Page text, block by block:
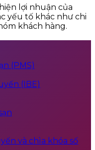
lợi nhuận của
yếu tố khác như chi
khách hàng.
(PMS)
(IBE)
và chìa khóa số